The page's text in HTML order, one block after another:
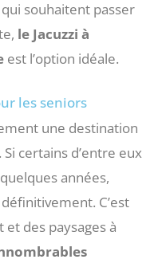
souhaitent passer
le Jacuzzi à
est l’option idéale.
les seniors
une destination
certains d’entre eux
années,
C’est
et des paysages à